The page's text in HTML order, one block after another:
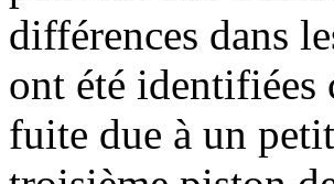
différences dans
ont été identifiées
fuite due à un